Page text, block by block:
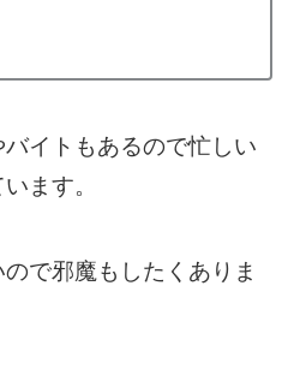
イトもあるので忙しい
ます。
で邪魔もしたくありま